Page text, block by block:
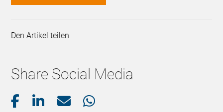
Den Artikel teilen
Share Social Media